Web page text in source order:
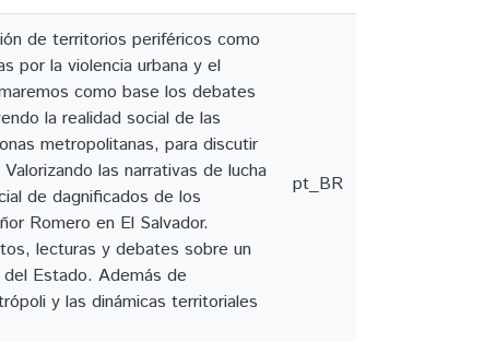
de territorios periféricos como
por la violencia urbana y el
como base los debates
la realidad social de las
metropolitanas, para discutir
las narrativas de lucha
de dagnificados de los
Romero en El Salvador.
lecturas y debates sobre un
Estado. Además de
y las dinámicas territoriales
pt_BR